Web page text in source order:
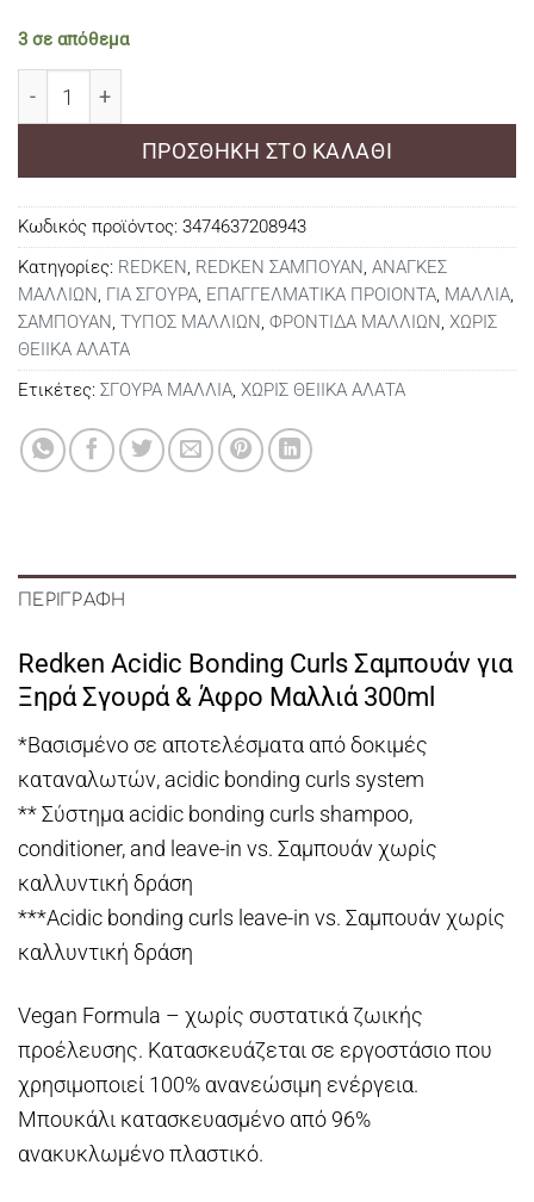
3 σε απόθεμα
ΠΡΟΣΘΉΚΗ ΣΤΟ ΚΑΛΆΘΙ
Κωδικός προϊόντος: 3474637208943
Κατηγορίες: REDKEN, REDKEN ΣΑΜΠΟΥΑΝ, ΑΝΑΓΚΕΣ
ΜΑΛΛΙΩΝ, ΓΙΑ ΣΓΟΥΡΑ, ΕΠΑΓΓΕΛΜΑΤΙΚΑ ΠΡΟΙΟΝΤΑ, ΜΑΛΛΙΑ,
ΣΑΜΠΟΥΑΝ, ΤΥΠΟΣ ΜΑΛΛΙΩΝ, ΦΡΟΝΤΙΔΑ ΜΑΛΛΙΩΝ, ΧΩΡΙΣ
ΘΕΙΙΚΑ ΑΛΑΤΑ
Ετικέτες: ΣΓΟΥΡΑ ΜΑΛΛΙΑ, ΧΩΡΙΣ ΘΕΙΙΚΑ ΑΛΑΤΑ
ΠΕΡΙΓΡΑΦΉ
Redken Acidic Bonding Curls Σαμπουάν για
Ξηρά Σγουρά & Άφρο Μαλλιά 300ml
*Βασισμένο σε αποτελέσματα από δοκιμές
καταναλωτών, acidic bonding curls system
** Σύστημα acidic bonding curls shampoo,
conditioner, and leave-in vs. Σαμπουάν χωρίς
καλλυντική δράση
***Acidic bonding curls leave-in vs. Σαμπουάν χωρίς
καλλυντική δράση
Vegan Formula – χωρίς συστατικά ζωικής
προέλευσης. Κατασκευάζεται σε εργοστάσιο που
χρησιμοποιεί 100% ανανεώσιμη ενέργεια.
Μπουκάλι κατασκευασμένο από 96%
ανακυκλωμένο πλαστικό.